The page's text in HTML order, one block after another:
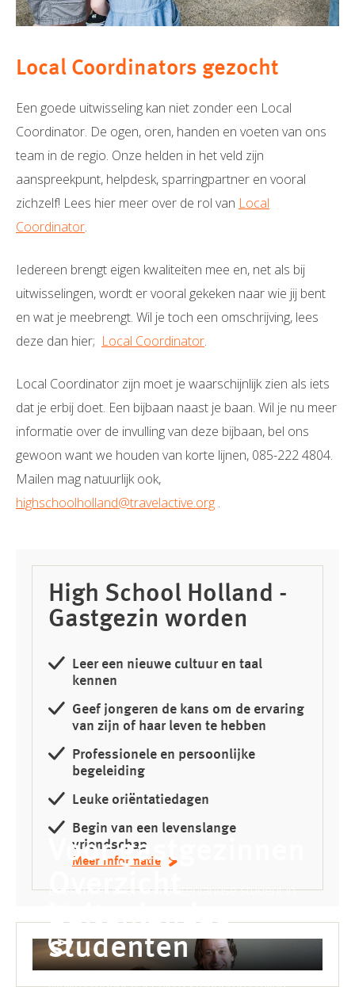
Local Coordinators gezocht
Een goede uitwisseling kan niet zonder een Local
Coordinator. De ogen, oren, handen en voeten van ons
team in de regio. Onze helden in het veld zijn
aanspreekpunt, helpdesk, sparringpartner en vooral
zichzelf! Lees hier meer over de rol van Local
Coordinator.
Iedereen brengt eigen kwaliteiten mee en, net als bij
uitwisselingen, wordt er vooral gekeken naar wie jij bent
en wat je meebrengt. Wil je toch een omschrijving, lees
deze dan hier; Local Coordinator.
Local Coordinator zijn moet je waarschijnlijk zien als iets
dat je erbij doet. Een bijbaan naast je baan. Wil je nu meer
informatie over de invulling van deze bijbaan, bel ons
gewoon want we houden van korte lijnen, 085-222 4804.
Mailen mag natuurlijk ook,
highschoolholland@travelactive.org .
High School Holland -
Gastgezin worden
Leer een nieuwe cultuur en taal
kennen
Geef jongeren de kans om de ervaring
van zijn of haar leven te hebben
Professionele en persoonlijke
begeleiding
Leuke oriëntatiedagen
Begin van een levenslange
vriendschap
Meer informatie
Voor gastgezinnen
Lees meer over een buitenlandse student in
Overzicht
buitenlandse
studenten